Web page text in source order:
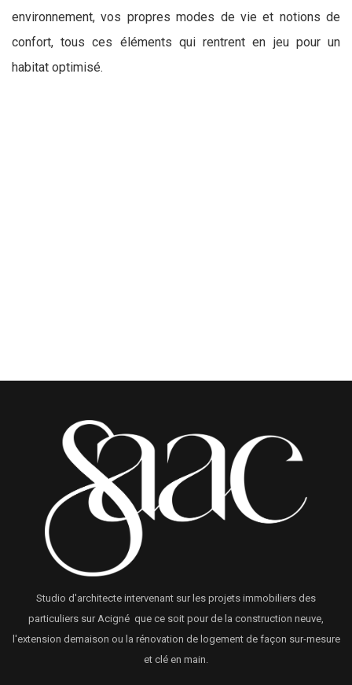
environnement, vos propres modes de vie et notions de
confort, tous ces éléments qui rentrent en jeu pour un
habitat optimisé.
Studio d'architecte intervenant sur les projets immobiliers des
particuliers sur Acigné que ce soit pour de la construction neuve,
l'extension demaison ou la rénovation de logement de façon sur-mesure
et clé en main.